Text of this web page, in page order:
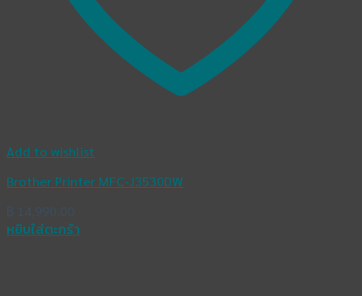
Add to wishlist
Brother Printer MFC-J3530DW
฿ 14,990.00
หยิบใส่ตะกร้า